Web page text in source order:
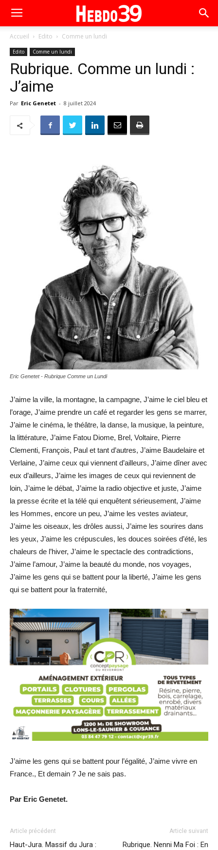
Accueil Edito Comme un lundi
Edito Comme un lundi
Rubrique. Comme un lundi :
J’aime
Par Eric Genetet - 8 juillet 2024
Eric Genetet - Rubrique Comme un Lundi
J’aime la ville, la montagne, la campagne, J’aime le ciel bleu et
l’orage, J’aime prendre un café et regarder les gens se marrer,
J’aime le cinéma, le théâtre, la danse, la musique, la peinture,
la littérature, J’aime Fatou Diome, Brel, Voltaire, Pierre
Clementi, François, Paul et tant d’autres, J’aime Baudelaire et
Verlaine, J’aime ceux qui viennent d’ailleurs, J’aime dîner avec
eux d’ailleurs, J’aime les images de ceux qui reviennent de
loin, J’aime le débat, J’aime la radio objective et juste, J’aime
la presse écrite et la télé qui enquêtent sérieusement, J’aime
les Hommes, encore un peu, J’aime les vestes aviateur,
J’aime les oiseaux, les drôles aussi, J’aime les sourires dans
les yeux, J’aime les crépuscules, les douces soirées d’été, les
chaleurs de l’hiver, J’aime le spectacle des contradictions,
J’aime l’amour, J’aime la beauté du monde, nos voyages,
J’aime les gens qui se battent pour la liberté, J’aime les gens
qui se battent pour la fraternité,
J’aime les gens qui se battent pour l’égalité, J’aime vivre en
France., Et demain ? Je ne sais pas.
Par Eric Genetet.
Article précédent
Haut-Jura. Massif du Jura :
Article suivant
Rubrique. Nenni Ma Foi : En